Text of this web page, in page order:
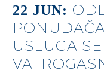
22 JUN:
USLUGA